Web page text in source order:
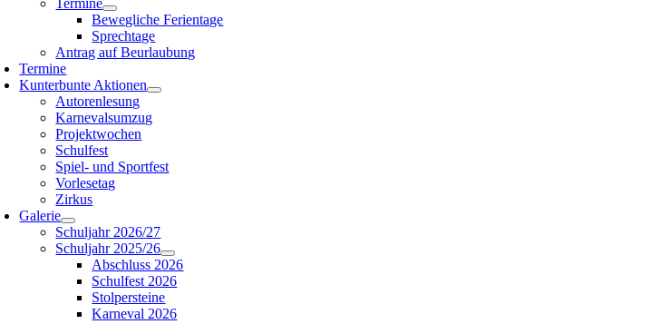
Termine
Bewegliche Ferientage
Sprechtage
Antrag auf Beurlaubung
Termine
Kunterbunte Aktionen
Autorenlesung
Karnevalsumzug
Projektwochen
Schulfest
Spiel- und Sportfest
Vorlesetag
Zirkus
Galerie
Schuljahr 2026/27
Schuljahr 2025/26
Abschluss 2026
Schulfest 2026
Stolpersteine
Karneval 2026